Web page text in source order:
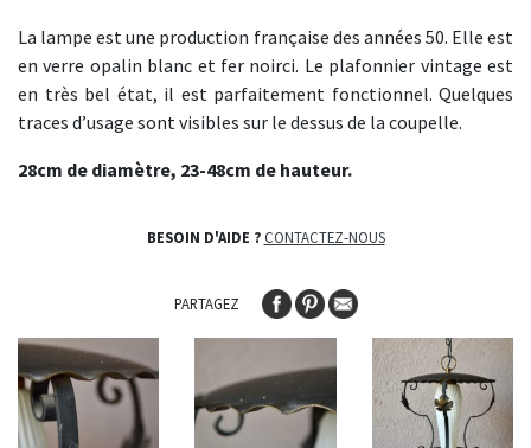
La lampe est une production française des années 50. Elle est
en verre opalin blanc et fer noirci. Le plafonnier vintage est
en très bel état, il est parfaitement fonctionnel. Quelques
traces d’usage sont visibles sur le dessus de la coupelle.
28cm de diamètre, 23-48cm de hauteur.
BESOIN D'AIDE ? CONTACTEZ-NOUS
PARTAGEZ